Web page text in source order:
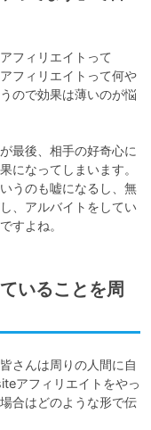
フィリエイトって
フィリエイトって何や
ので効果は薄いのが悩
最後、相手の好奇心に
になってしまいます。
うのも嘘になるし、無
、アルバイトをしてい
すよね。
いることを周
さんは周りの人間に自
アフィリエイトをやっ
合はどのような形で伝